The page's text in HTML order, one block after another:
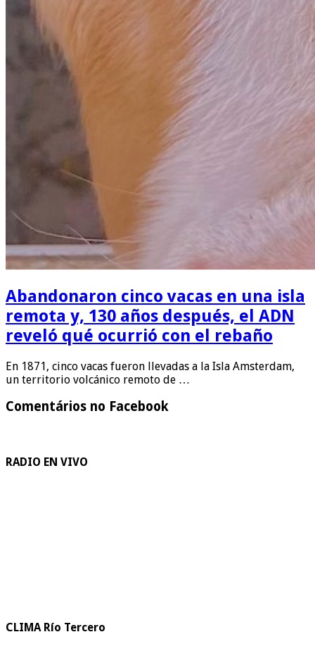
Abandonaron cinco vacas en una isla
remota y, 130 años después, el ADN
reveló qué ocurrió con el rebaño
En 1871, cinco vacas fueron llevadas a la Isla Amsterdam,
un territorio volcánico remoto de …
Comentários no Facebook
RADIO EN VIVO
CLIMA Río Tercero